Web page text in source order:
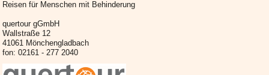
Reisen für Menschen mit Behinderung
quertour gGmbH
Wallstraße 12
41061 Mönchengladbach
fon: 02161 - 277 2040